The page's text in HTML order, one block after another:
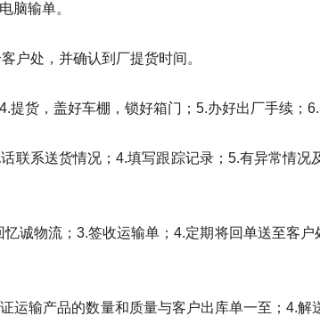
脑输单。
户处，并确认到厂提货时间。
货，盖好车棚，锁好箱门；5.办好出厂手续；
联系送货情况；4.填写跟踪记录；5.有异常情
诚物流；3.签收运输单；4.定期将回单送至客
运输产品的数量和质量与客户出库单一至；4.解